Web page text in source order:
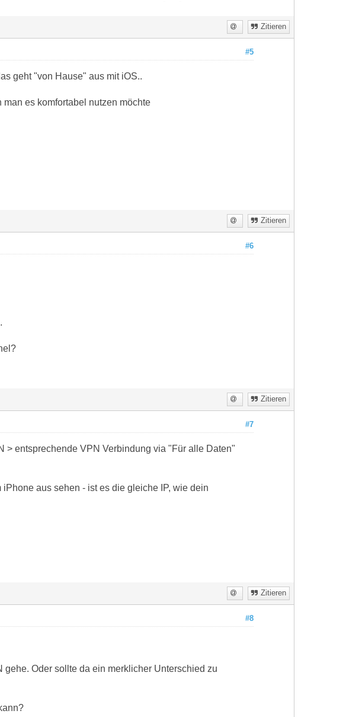
Zitieren
#5
geht "von Hause" aus mit iOS..
es komfortabel nutzen möchte
Zitieren
#6
Zitieren
#7
> entsprechende VPN Verbindung via "Für alle Daten"
aus sehen - ist es die gleiche IP, wie dein
Zitieren
#8
Oder sollte da ein merklicher Unterschied zu